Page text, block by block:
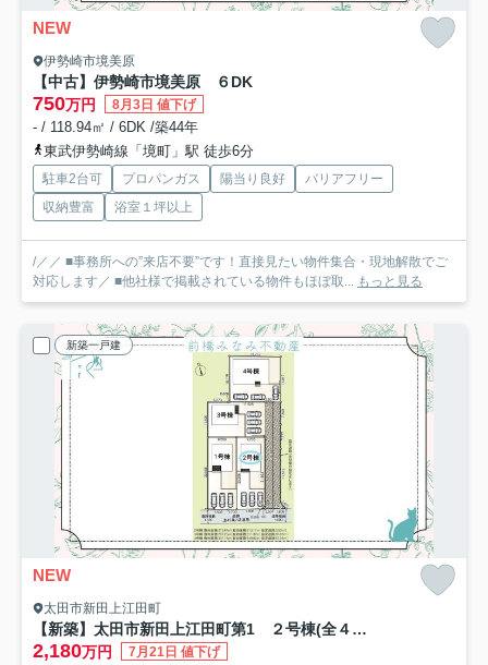
NEW
伊勢崎市境美原
【中古】伊勢崎市境美原 ６DK
750万円 8月3日 値下げ
- / 118.94㎡ / 6DK /築44年
東武伊勢崎線「境町」駅 徒歩6分
駐車2台可 プロパンガス 陽当り良好
バリアフリー
収納豊富
浴室１坪以上
/／／ ■事務所への”来店不要”です！直接見たい物件集合・現地解散でご
対応します／ ■他社様で掲載されている物件もほぼ取... もっと見る
新築一戸建
NEW
太田市新田上江田町
【新築】太田市新田上江田町第1 ２号棟(全４棟) クレイドルガーデン 新築建売分譲
2,180万円 7月21日 値下げ